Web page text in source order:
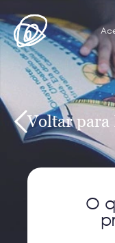
Voltar para
O